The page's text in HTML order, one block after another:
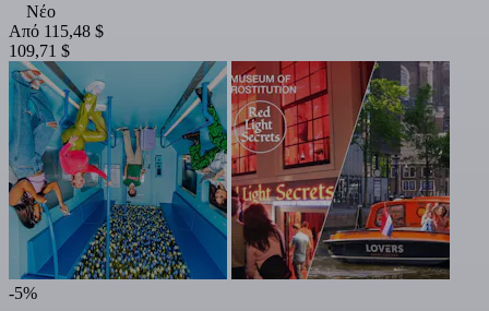
Νέο
Από 115,48 $
109,71 $
-5%